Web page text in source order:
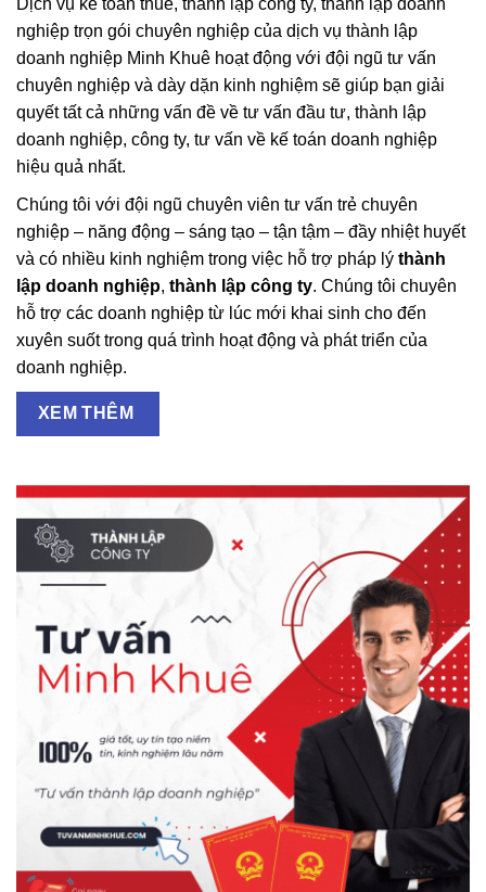
Dịch vụ kế toán thuế, thành lập công ty, thành lập doanh
nghiệp trọn gói chuyên nghiệp của dịch vụ thành lập
doanh nghiệp Minh Khuê hoạt động với đội ngũ tư vấn
chuyên nghiệp và dày dặn kinh nghiệm sẽ giúp bạn giải
quyết tất cả những vấn đề về tư vấn đầu tư, thành lập
doanh nghiệp, công ty, tư vấn về kế toán doanh nghiệp
hiệu quả nhất.
Chúng tôi với đội ngũ chuyên viên tư vấn trẻ chuyên
nghiệp – năng động – sáng tạo – tận tậm – đầy nhiệt huyết
và có nhiều kinh nghiệm trong việc hỗ trợ pháp lý thành
lập doanh nghiệp, thành lập công ty. Chúng tôi chuyên
hỗ trợ các doanh nghiệp từ lúc mới khai sinh cho đến
xuyên suốt trong quá trình hoạt động và phát triển của
doanh nghiệp.
XEM THÊM